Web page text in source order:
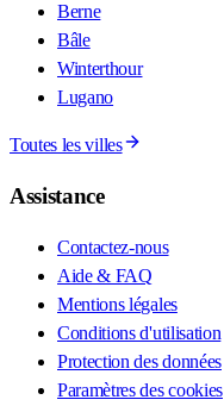
Berne
Bâle
Winterthour
Lugano
Toutes les villes
Assistance
Contactez-nous
Aide & FAQ
Mentions légales
Conditions d'utilisation
Protection des données
Paramètres des cookies